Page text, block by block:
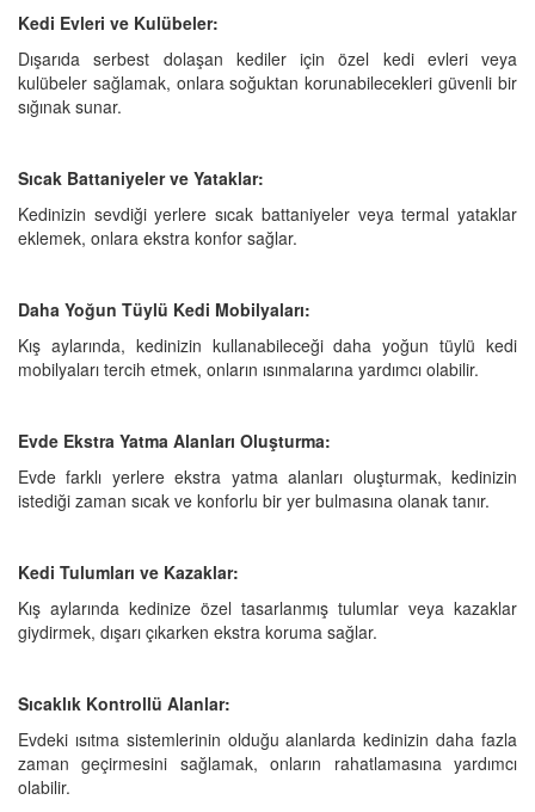
Kedi Evleri ve Kulübeler:
Dışarıda serbest dolaşan kediler için özel kedi evleri veya
kulübeler sağlamak, onlara soğuktan korunabilecekleri güvenli bir
sığınak sunar.
Sıcak Battaniyeler ve Yataklar:
Kedinizin sevdiği yerlere sıcak battaniyeler veya termal yataklar
eklemek, onlara ekstra konfor sağlar.
Daha Yoğun Tüylü Kedi Mobilyaları:
Kış aylarında, kedinizin kullanabileceği daha yoğun tüylü kedi
mobilyaları tercih etmek, onların ısınmalarına yardımcı olabilir.
Evde Ekstra Yatma Alanları Oluşturma:
Evde farklı yerlere ekstra yatma alanları oluşturmak, kedinizin
istediği zaman sıcak ve konforlu bir yer bulmasına olanak tanır.
Kedi Tulumları ve Kazaklar:
Kış aylarında kedinize özel tasarlanmış tulumlar veya kazaklar
giydirmek, dışarı çıkarken ekstra koruma sağlar.
Sıcaklık Kontrollü Alanlar:
Evdeki ısıtma sistemlerinin olduğu alanlarda kedinizin daha fazla
zaman geçirmesini sağlamak, onların rahatlamasına yardımcı
olabilir.